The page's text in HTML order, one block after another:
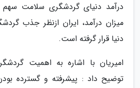
درآمد دنیای گردشگری سلامت سهم
دنیا قرار گرفته است.
امیریان با اشاره به اهمیت
توضیح داد : پیشرفته و گسترده